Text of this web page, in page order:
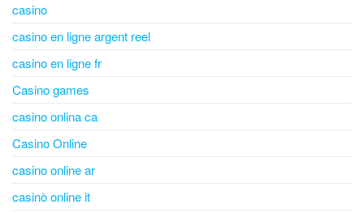
casino
casino en ligne argent reel
casino en ligne fr
Casino games
casino onlina ca
Casino Online
casino online ar
casinò online it